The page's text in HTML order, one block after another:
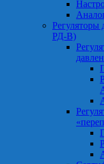
Регуляторы
РД-В)